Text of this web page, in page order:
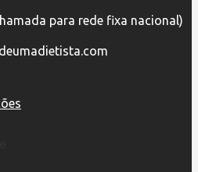
para rede fixa nacional)